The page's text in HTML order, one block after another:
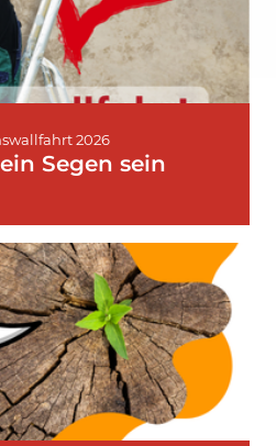
2026
Segen sein